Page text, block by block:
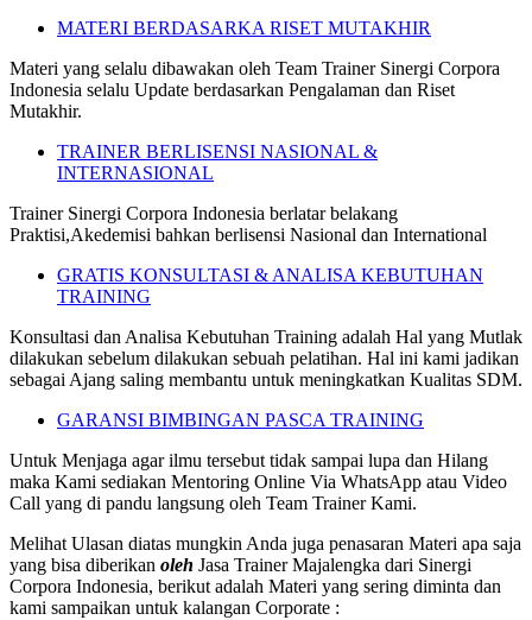
MATERI BERDASARKA RISET MUTAKHIR
Materi yang selalu dibawakan oleh Team Trainer Sinergi Corpora
Indonesia selalu Update berdasarkan Pengalaman dan Riset
Mutakhir.
TRAINER BERLISENSI NASIONAL &
INTERNASIONAL
Trainer Sinergi Corpora Indonesia berlatar belakang
Praktisi,Akedemisi bahkan berlisensi Nasional dan International
GRATIS KONSULTASI & ANALISA KEBUTUHAN
TRAINING
Konsultasi dan Analisa Kebutuhan Training adalah Hal yang Mutlak
dilakukan sebelum dilakukan sebuah pelatihan. Hal ini kami jadikan
sebagai Ajang saling membantu untuk meningkatkan Kualitas SDM.
GARANSI BIMBINGAN PASCA TRAINING
Untuk Menjaga agar ilmu tersebut tidak sampai lupa dan Hilang
maka Kami sediakan Mentoring Online Via WhatsApp atau Video
Call yang di pandu langsung oleh Team Trainer Kami.
Melihat Ulasan diatas mungkin Anda juga penasaran Materi apa saja
yang bisa diberikan oleh Jasa Trainer Majalengka dari Sinergi
Corpora Indonesia, berikut adalah Materi yang sering diminta dan
kami sampaikan untuk kalangan Corporate :